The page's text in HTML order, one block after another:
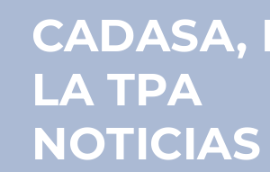
CADASA,
LA TPA
NOTICIAS